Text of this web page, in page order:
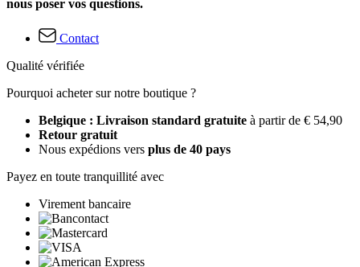
nous poser vos questions.
Contact
Qualité vérifiée
Pourquoi acheter sur notre boutique ?
Belgique : Livraison standard gratuite à partir de € 54,90
Retour gratuit
Nous expédions vers plus de 40 pays
Payez en toute tranquillité avec
Virement bancaire